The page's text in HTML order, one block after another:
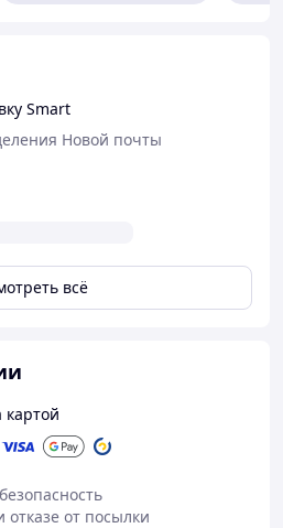
Smart
Новой почты
всё
картой
от посылки